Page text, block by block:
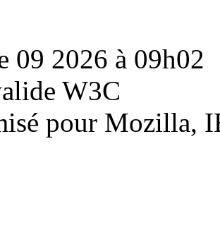
09 2026 à 09h02
W3C
pour Mozilla,